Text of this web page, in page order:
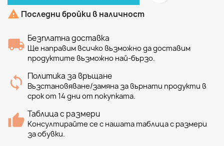
 Последни бройки в наличност
Безплатна доставка
Ще направим всичко възможно да доставим
продуктите възможно най-бързо.
Политика за връщане
Възстановяване/замяна за върнати продукти в
срок от 14 дни от покупката.
Таблица с размери
Консултирайте се с нашата таблица с размери
за обувки.